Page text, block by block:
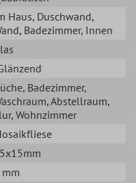
Haus, Duschwand,
, Badezimmer, Innen
, Badezimmer,
, Abstellraum,
, Wohnzimmer